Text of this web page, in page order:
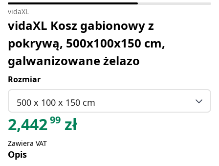
vidaXL
vidaXL Kosz gabionowy z
pokrywą, 500x100x150 cm,
galwanizowane żelazo
Rozmiar
500 x 100 x 150 cm
2,44299 zł
Zawiera VAT
Opis